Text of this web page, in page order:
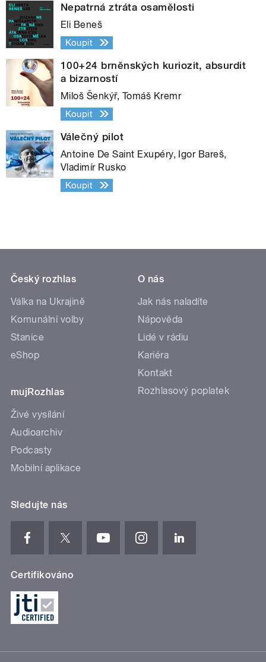
Nepatrná ztráta osamělosti
Eli Beneš
Koupit
100+24 brněnských kuriozit, absurdit
a bizarností
Miloš Šenkýř, Tomáš Kremr
Koupit
Válečný pilot
Antoine De Saint Exupéry, Igor Bareš,
Vladimír Rusko
Koupit
Český rozhlas
Válka na Ukrajině
Komunální volby
Stanice
eShop
mujRozhlas
Živé vysílání
Audioarchiv
Podcasty
Mobilní aplikace
O nás
Jak nás naladíte
Nápověda
Lidé v rádiu
Kariéra
Kontakt
Rozhlasový poplatek
Sledujte nás
Certifikováno